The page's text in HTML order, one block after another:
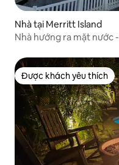
Nhà tại Merritt Island
Nhà hướng ra mặt nước
Được khách yêu thích
Được khách yêu thích